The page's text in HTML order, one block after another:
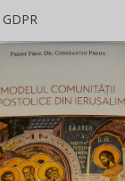
GDPR